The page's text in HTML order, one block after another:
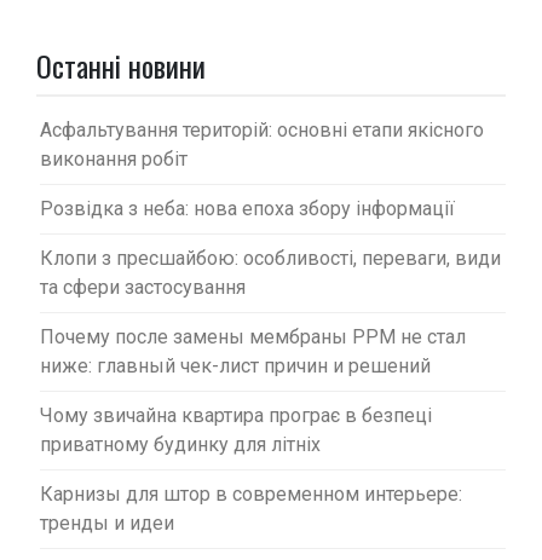
Останні новини
Асфальтування територій: основні етапи якісного
виконання робіт
Розвідка з неба: нова епоха збору інформації
Клопи з пресшайбою: особливості, переваги, види
та сфери застосування
Почему после замены мембраны PPM не стал
ниже: главный чек-лист причин и решений
Чому звичайна квартира програє в безпеці
приватному будинку для літніх
Карнизы для штор в современном интерьере:
тренды и идеи